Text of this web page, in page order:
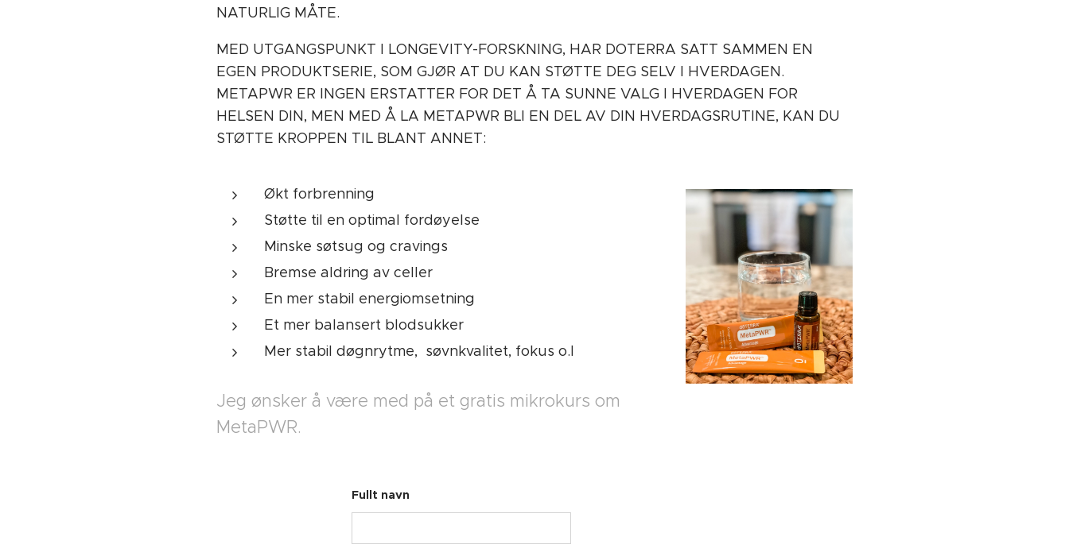
NATURLIG MÅTE.
MED UTGANGSPUNKT I LONGEVITY-FORSKNING, HAR DOTERRA SATT SAMMEN EN
EGEN PRODUKTSERIE, SOM GJØR AT DU KAN STØTTE DEG SELV I HVERDAGEN.
METAPWR ER INGEN ERSTATTER FOR DET Å TA SUNNE VALG I HVERDAGEN FOR
HELSEN DIN, MEN MED Å LA METAPWR BLI EN DEL AV DIN HVERDAGSRUTINE, KAN DU
STØTTE KROPPEN TIL BLANT ANNET:
Økt forbrenning
Støtte til en optimal fordøyelse
Minske søtsug og cravings
Bremse aldring av celler
En mer stabil energiomsetning
Et mer balansert blodsukker
Mer stabil døgnrytme, søvnkvalitet, fokus o.l
Jeg ønsker å være med på et gratis mikrokurs om
MetaPWR.
Fullt navn